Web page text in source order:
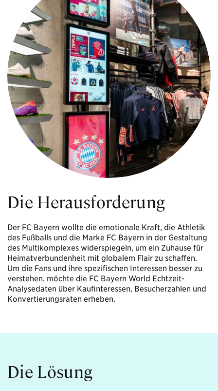
Die Herausforderung
Der FC Bayern wollte die emotionale Kraft, die Athletik
des Fußballs und die Marke FC Bayern in der Gestaltung
des Multikomplexes widerspiegeln, um ein Zuhause für
Heimatverbundenheit mit globalem Flair zu schaffen.
Um die Fans und ihre spezifischen Interessen besser zu
verstehen, möchte die FC Bayern World Echtzeit-
Analysedaten über Kaufinteressen, Besucherzahlen und
Konvertierungsraten erheben.
Die Lösung